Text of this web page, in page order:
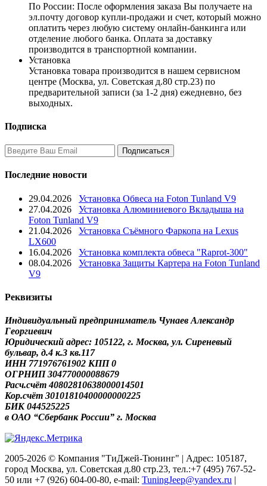
По России: После оформления заказа Вы получаете на
эл.почту договор купли-продажи и счет, который можно
оплатить через любую систему онлайн-банкинга или
отделение любого банка. Оплата за доставку
производится в транспортной компании.
Установка
Установка товара производится в нашем сервисном
центре (Москва, ул. Советская д.80 стр.23) по
предварительной записи (за 1-2 дня) ежедневно, без
выходных.
Подписка
Последние новости
29.04.2026
Установка Обвеса на Foton Tunland V9
27.04.2026
Установка Алюминиевого Вкладыша на
Foton Tunland V9
21.04.2026
Установка Съёмного Фаркопа на Lexus
LX600
16.04.2026
Установка комплекта обвеса "Raprot-300"
08.04.2026
Установка Защиты Картера на Foton Tunland
V9
Реквизиты
Индивидуальный предприниматель Чунаев Александр
Георгиевич
Юридический адрес: 105122, г. Москва, ул. Сиреневый
бульвар, д.4 к.3 кв.117
ИНН 771976761902 КПП 0
ОГРНИП 304770000088679
Расч.счёт 40802810638000014501
Кор.счёт 30101810400000000225
БИК 044525225
в ОАО “Сбербанк России” г. Москва
2005-2026 © Компания "ТиДжей-Тюнинг" | Адрес: 105187,
город Москва, ул. Советская д.80 стр.23, тел.:+7 (495) 767-52-
50 или +7 (926) 604-00-80, e-mail: TuningJeep@yandex.ru |